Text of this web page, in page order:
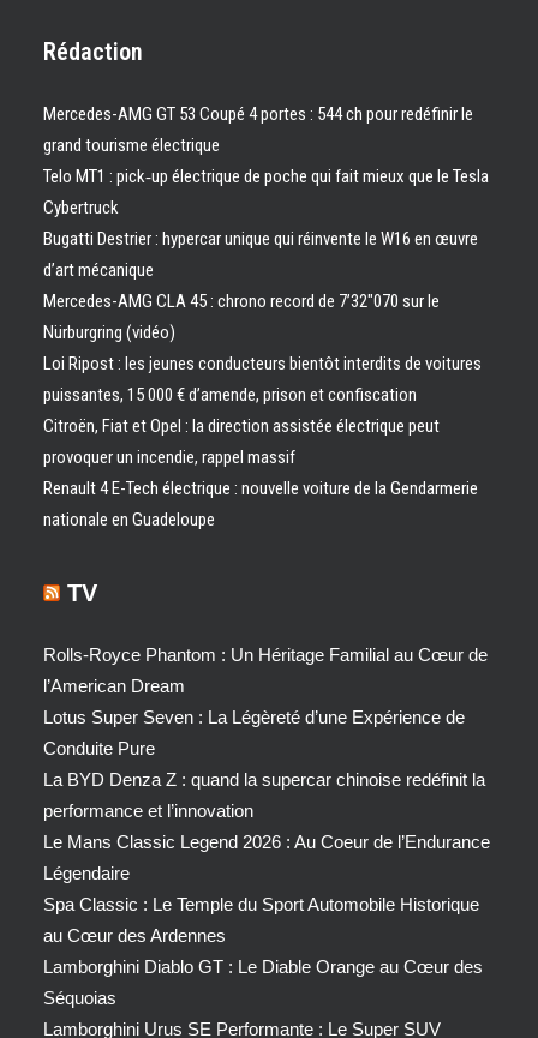
Rédaction
Mercedes-AMG GT 53 Coupé 4 portes : 544 ch pour redéfinir le
grand tourisme électrique
Telo MT1 : pick‑up électrique de poche qui fait mieux que le Tesla
Cybertruck
Bugatti Destrier : hypercar unique qui réinvente le W16 en œuvre
d’art mécanique
Mercedes-AMG CLA 45 : chrono record de 7’32″070 sur le
Nürburgring (vidéo)
Loi Ripost : les jeunes conducteurs bientôt interdits de voitures
puissantes, 15 000 € d’amende, prison et confiscation
Citroën, Fiat et Opel : la direction assistée électrique peut
provoquer un incendie, rappel massif
Renault 4 E-Tech électrique : nouvelle voiture de la Gendarmerie
nationale en Guadeloupe
TV
Rolls-Royce Phantom : Un Héritage Familial au Cœur de
l’American Dream
Lotus Super Seven : La Légèreté d’une Expérience de
Conduite Pure
La BYD Denza Z : quand la supercar chinoise redéfinit la
performance et l’innovation
Le Mans Classic Legend 2026 : Au Coeur de l’Endurance
Légendaire
Spa Classic : Le Temple du Sport Automobile Historique
au Cœur des Ardennes
Lamborghini Diablo GT : Le Diable Orange au Cœur des
Séquoias
Lamborghini Urus SE Performante : Le Super SUV